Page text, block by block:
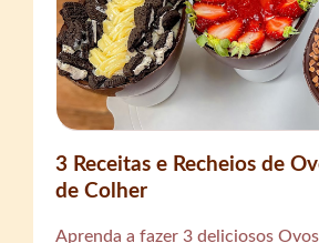
3 Receitas e Recheios de
de Colher
Aprenda a fazer 3 deliciosos